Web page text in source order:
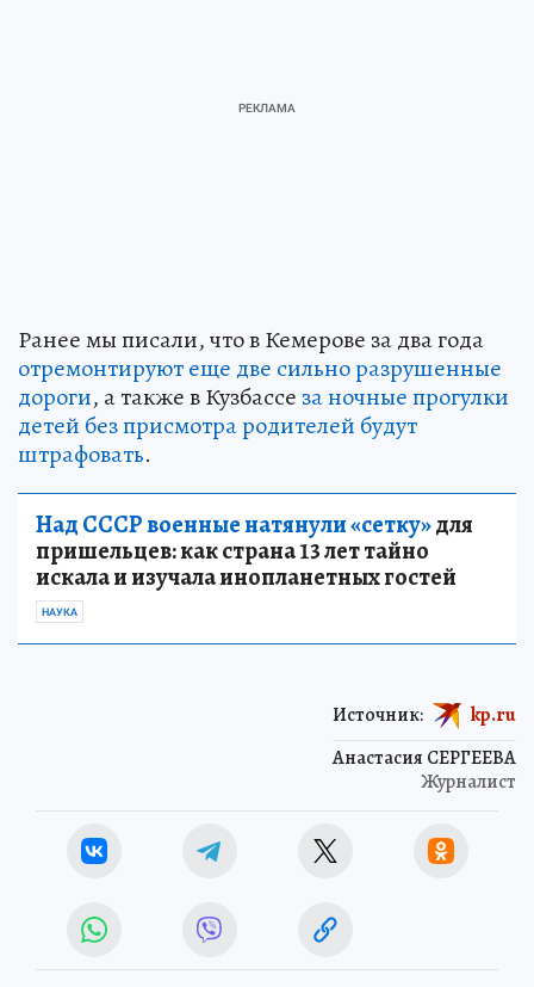
Ранее мы писали, что в Кемерове за два года
отремонтируют еще две сильно разрушенные
дороги, а также в Кузбассе за ночные прогулки
детей без присмотра родителей будут
штрафовать.
Над СССР военные натянули «сетку»для
пришельцев: как страна 13 лет тайно
искала и изучала инопланетных гостей
НАУКА
Анастасия СЕРГЕЕВА
Журналист
Источник: kp.ru